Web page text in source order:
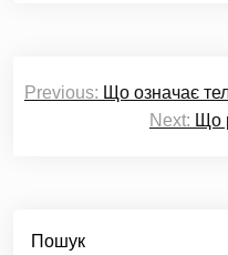
записів
Previous: Що означає
Next: Що
Пошук